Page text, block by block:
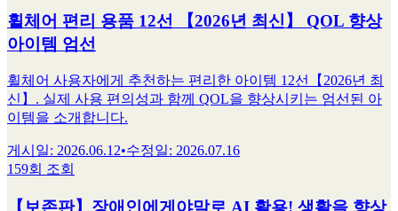
휠체어 편리 용품 12선 【2026년 최신】 QOL 향상
아이템 엄선
휠체어 사용자에게 추천하는 편리한 아이템 12선【2026년 최
신】. 실제 사용 편의성과 함께 QOL을 향상시키는 엄선된 아
이템을 소개합니다.
게시일: 2026.06.12•수정일: 2026.07.16
159회 조회
【보존판】장애인에게야말로 AI 활용! 생활을 향상